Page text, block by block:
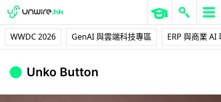
WWDC 2026 GenAI 與雲端科技專區 ERP 與商業 AI
Unko Button